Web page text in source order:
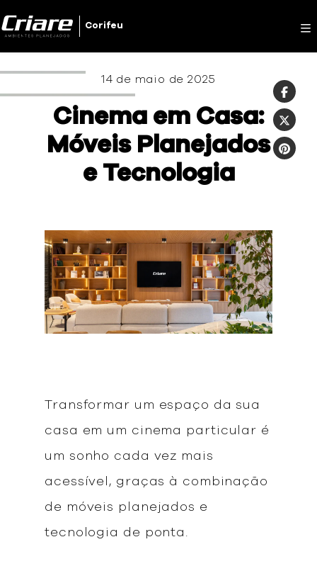
Criare
Corifeu
14 de maio de 2025
Cinema em Casa:
Móveis Planejados
e Tecnologia
Transformar um espaço da sua
casa em um cinema particular é
um sonho cada vez mais
acessível, graças à combinação
de móveis planejados e
tecnologia de ponta.